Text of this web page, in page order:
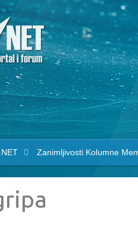
Zanimljivosti Kolumne